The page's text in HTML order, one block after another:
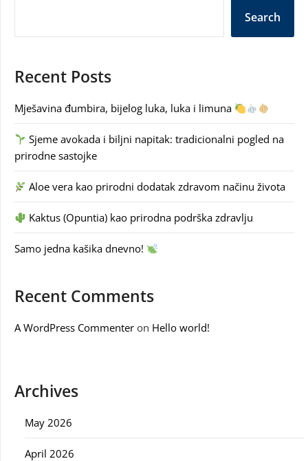
Search
Recent Posts
Mješavina đumbira, bijelog luka, luka i limuna
Sjeme avokada i biljni napitak: tradicionalni pogled na
prirodne sastojke
Aloe vera kao prirodni dodatak zdravom načinu života
Kaktus (Opuntia) kao prirodna podrška zdravlju
Samo jedna kašika dnevno!
Recent Comments
A WordPress Commenter on Hello world!
Archives
May 2026
April 2026